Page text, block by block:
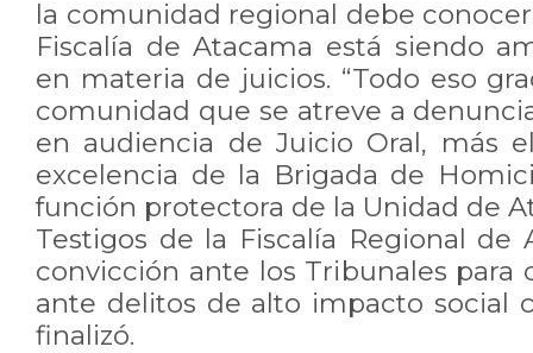
la comunidad regional debe
Fiscalía de Atacama está siendo
en materia de juicios. “Todo eso
comunidad que se atreve a
en audiencia de Juicio Oral, más
excelencia de la Brigada de
función protectora de la Unidad de
Testigos de la Fiscalía Regional de
convicción ante los Tribunales para
ante delitos de alto impacto social
finalizó.